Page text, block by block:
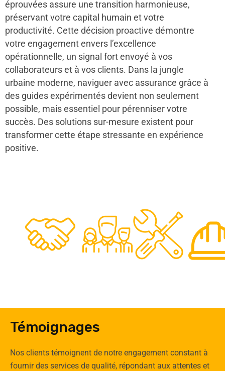
éprouvées assure une transition harmonieuse,
préservant votre capital humain et votre
productivité. Cette décision proactive démontre
votre engagement envers l’excellence
opérationnelle, un signal fort envoyé à vos
collaborateurs et à vos clients. Dans la jungle
urbaine moderne, naviguer avec assurance grâce à
des guides expérimentés devient non seulement
possible, mais essentiel pour pérenniser votre
succès. Des solutions sur-mesure existent pour
transformer cette étape stressante en expérience
positive.
48
0
50
Experts
Témoignages
Nos clients témoignent de notre engagement constant à
fournir des services de qualité, répondant aux attentes et